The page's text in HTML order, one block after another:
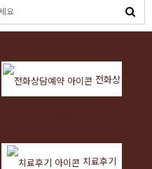
전화상
치료후기